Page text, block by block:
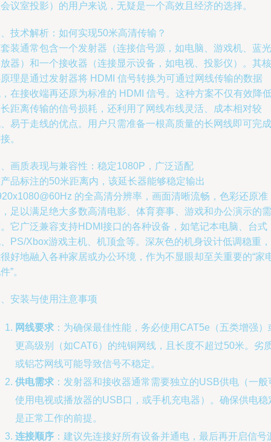
议室投影）的用户来说，无疑是一个高效且经济的选择。
技术解析：如何实现50米高清传输？
装通常包含一个发射器（连接信号源，如电脑、游戏机、蓝光
器）和一个接收器（连接显示设备，如电视、投影仪）。其核
理是通过发射器将 HDMI 信号转换为可通过网线传输的数据
在接收端再还原为标准的 HDMI 信号。这种方案不仅有效降
距离传输的信号损耗，还利用了网线布线灵活、成本相对较
易于走线的优点。用户只需准备一根高质量的长网线即可完成
。
画质表现与兼容性：稳定1080P，广泛适配
品标注的50米距离内，该延长器能够稳定输出
的全高清分辨率，画面清晰流畅，色彩还原准
足以满足绝大多数高清电影、体育赛事、游戏和办公演示的需
它广泛兼容支持HDMI接口的各种设备，如笔记本电脑、台式
PS/Xbox游戏主机、机顶盒等。深灰色的机身设计低调稳重，
好地融入各种家居或办公环境，作为不显眼却至关重要的“家
”。
安装与使用注意事项
网线要求 ：为确保最佳性能，务必使用CAT5e（五类增强）
更高级别（如CAT6）的纯铜网线，且长度不超过50米。劣
或铝芯网线可能导致信号不稳定。
供电需求 ：发射器和接收器通常需要独立的USB供电（一般
使用电视或播放器的USB口，或手机充电器）。确保供电稳
是正常工作的前提。
连接顺序 ：建议先连接好所有设备并通电，最后再开启信号